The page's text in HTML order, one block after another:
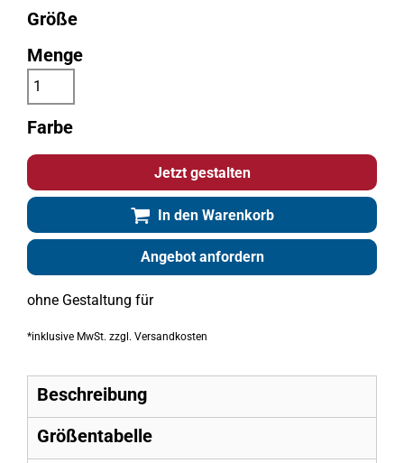
Farbe
Größe
Menge
Jetzt gestalten
In den Warenkorb
ohne Gestaltung für
*inklusive MwSt. zzgl. Versandkosten
Beschreibung
Größentabelle
Angebot anfordern